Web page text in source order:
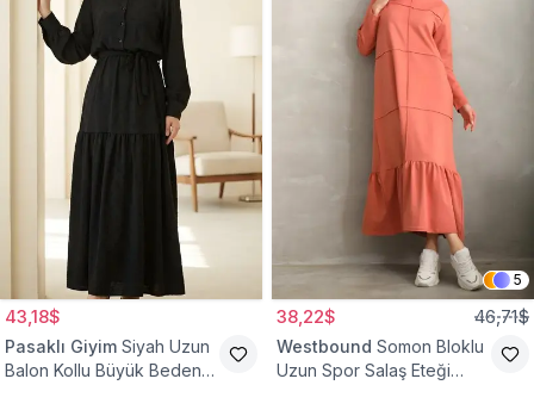
43,18$
Pasaklı Giyim Siyah Uzun
Balon Kollu Büyük Beden
5
38,22$ 46,71$
Westbound Somon Bloklu
Uzun Spor Salaş Eteği